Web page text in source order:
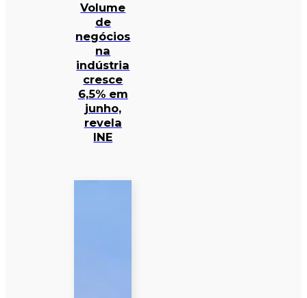
Volume
de
negócios
na
indústria
cresce
6,5% em
junho,
revela
INE